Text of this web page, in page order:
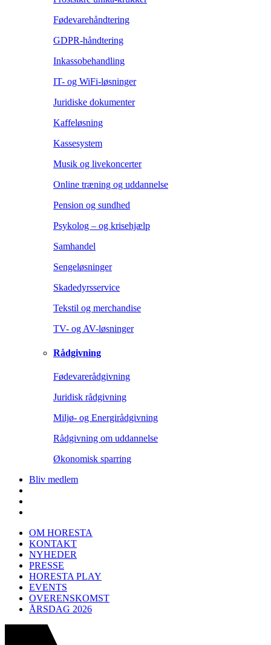
Fødevarehåndtering
GDPR-håndtering
Inkassobehandling
IT- og WiFi-løsninger
Juridiske dokumenter
Kaffeløsning
Kassesystem
Musik og livekoncerter
Online træning og uddannelse
Pension og sundhed
Psykolog – og krisehjælp
Samhandel
Sengeløsninger
Skadedyrsservice
Tekstil og merchandise
TV- og AV-løsninger
Rådgivning
Fødevarerådgivning
Juridisk rådgivning
Miljø- og Energirådgivning
Rådgivning om uddannelse
Økonomisk sparring
Bliv medlem
OM HORESTA
KONTAKT
NYHEDER
PRESSE
HORESTA PLAY
EVENTS
OVERENSKOMST
ÅRSDAG 2026